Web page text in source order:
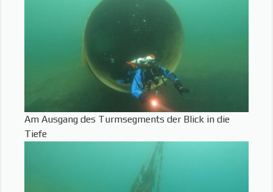
Am Ausgang des Turmsegments der Blick in die
Tiefe